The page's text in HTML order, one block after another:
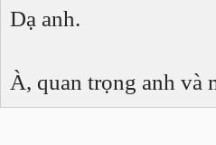
Dạ anh.
À, quan trọng anh và